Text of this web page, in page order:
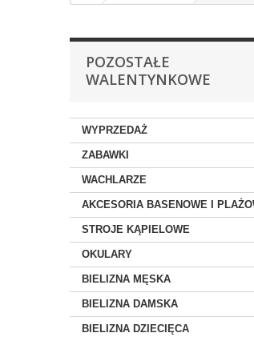
POZOSTAŁE
WALENTYNKOWE
WYPRZEDAŻ
ZABAWKI
WACHLARZE
AKCESORIA BASENOWE I
STROJE KĄPIELOWE
OKULARY
BIELIZNA MĘSKA
BIELIZNA DAMSKA
BIELIZNA DZIECIĘCA